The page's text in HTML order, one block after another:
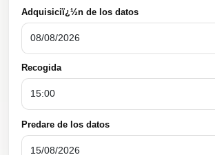
Adquisiciï¿½n de los datos
Recogida
Predare de los datos